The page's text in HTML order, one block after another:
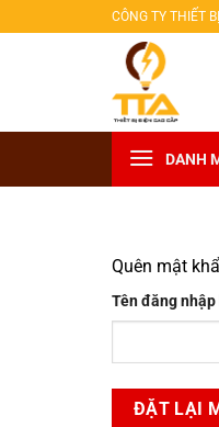
qua
CÔNG TY THIẾT
DANH
Quên mật
Tên đăng nhập
ĐẶT LẠI